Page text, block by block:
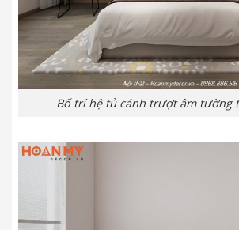
Bố trí hệ tủ cánh trượt âm tường